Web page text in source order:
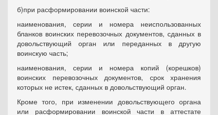
б)при расформировании воинской части:
наименования, серии и номера неиспользованных
бланков воинских перевозочных документов, сданных в
довольствующий орган или переданных в другую
воинскую часть;
наименования, серии и номера копий (корешков)
воинских перевозочных документов, срок хранения
которых не истек, сданных в довольствующий орган.
Кроме того, при изменении довольствующего органа
или расформировании воинской части в аттестате